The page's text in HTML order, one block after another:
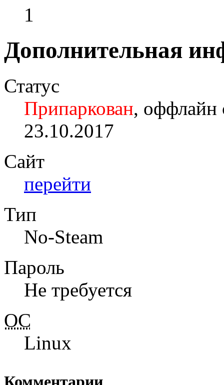
1
Дополнительная
Статус
Припаркован, оффлайн
23.10.2017
Сайт
перейти
Тип
No-Steam
Пароль
Не требуется
ОС
Linux